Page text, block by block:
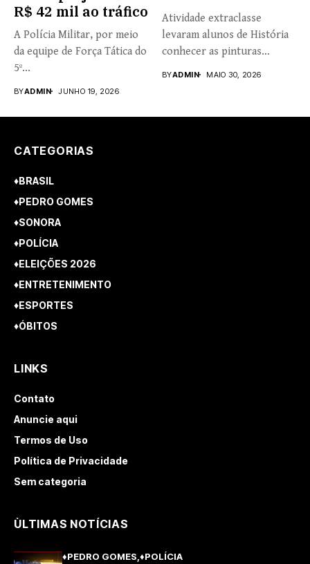
R$ 42 mil ao tráfico
A Polícia Militar, por meio
da equipe de Força Tática do
5º...
BYADMIN JUNHO 19, 2026
Atividade extraclasse
levaram alunos de História
conhecer as pinturas
BYADMIN MAIO 30, 2026
CATEGORIAS
♦BRASIL
♦PEDRO GOMES
♦SONORA
♦POLÍCIA
♦ELEIÇÕES 2026
♦ENTRETENIMENTO
♦ESPORTES
♦ÓBITOS
LINKS
Contato
Anuncie aqui
Termos de Uso
Política de Privacidade
Sem categoria
ÙLTIMAS NOTÍCIAS
♦PEDRO GOMES ♦POLÍCIA